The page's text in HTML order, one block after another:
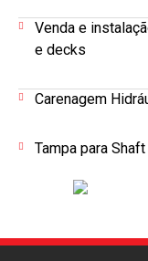
Venda e
e decks
Carenagem
Tampa para